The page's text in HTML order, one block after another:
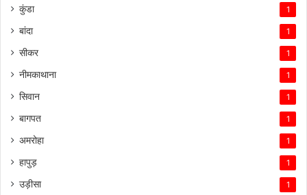
कुंडा 1
बांदा 1
सीकर 1
नीमकाथाना 1
सिवान 1
बागपत 1
अमरोहा 1
हापुड़ 1
उड़ीसा 1